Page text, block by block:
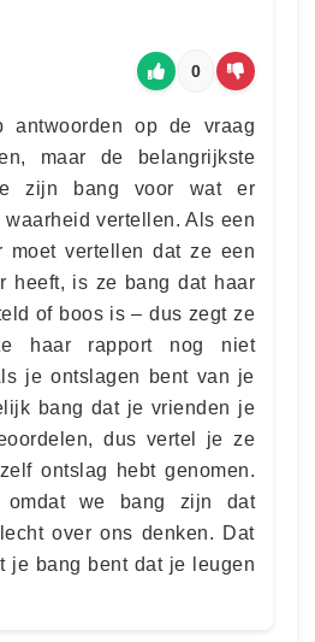
0
antwoorden op de vraag
maar de belangrijkste
zijn bang voor wat er
vertellen. Als een
moet vertellen dat ze een
heeft, is ze bang dat haar
of boos is – dus zegt ze
haar rapport nog niet
je ontslagen bent van je
bang dat je vrienden je
dus vertel je ze
ontslag hebt genomen.
omdat we bang zijn dat
over ons denken. Dat
je bang bent dat je leugen